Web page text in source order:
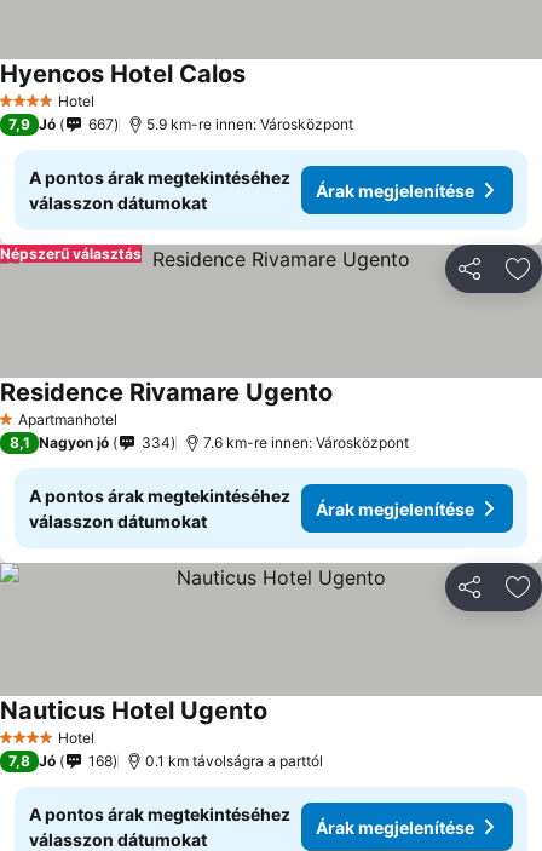
4 KategóriaHotel
Hyencos Hotel Calos
7,9 Jó 667 5.9 km-re innen: Városközpont
A pontos árak megtekintéséhez
válasszon dátumokat
Árak megjelenítése
Népszerű választás
1 Kategória
Apartmanhotel
Residence Rivamare Ugento
8,1 Nagyon jó 334 7.6 km-re innen: Városközpont
A pontos árak megtekintéséhez
válasszon dátumokat
Árak megjelenítése
4 KategóriaHotel
Nauticus Hotel Ugento
7,8 Jó 168 0.1 km távolságra a parttól
A pontos árak megtekintéséhez
válasszon dátumokat
Árak megjelenítése